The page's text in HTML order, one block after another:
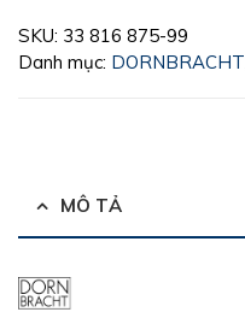
SKU: 33 816 875-99
Danh mục: DORNBRACHT
MÔ TẢ